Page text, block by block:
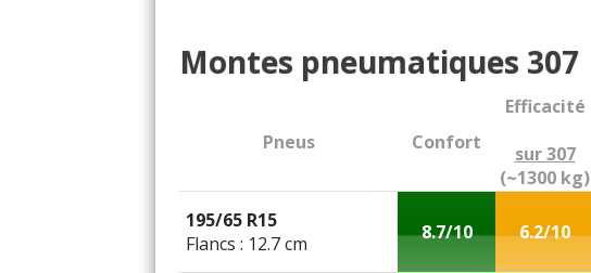
Montes pneumatiques 307
Pneus Confort
Efficacité
sur 307
(~1300 kg)
195/65 R15
Flancs : 12.7 cm
8.7/10 6.2/10